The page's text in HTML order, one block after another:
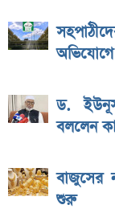
অভিযোগে
ড.
বললেন
বাজুসের
শুরু